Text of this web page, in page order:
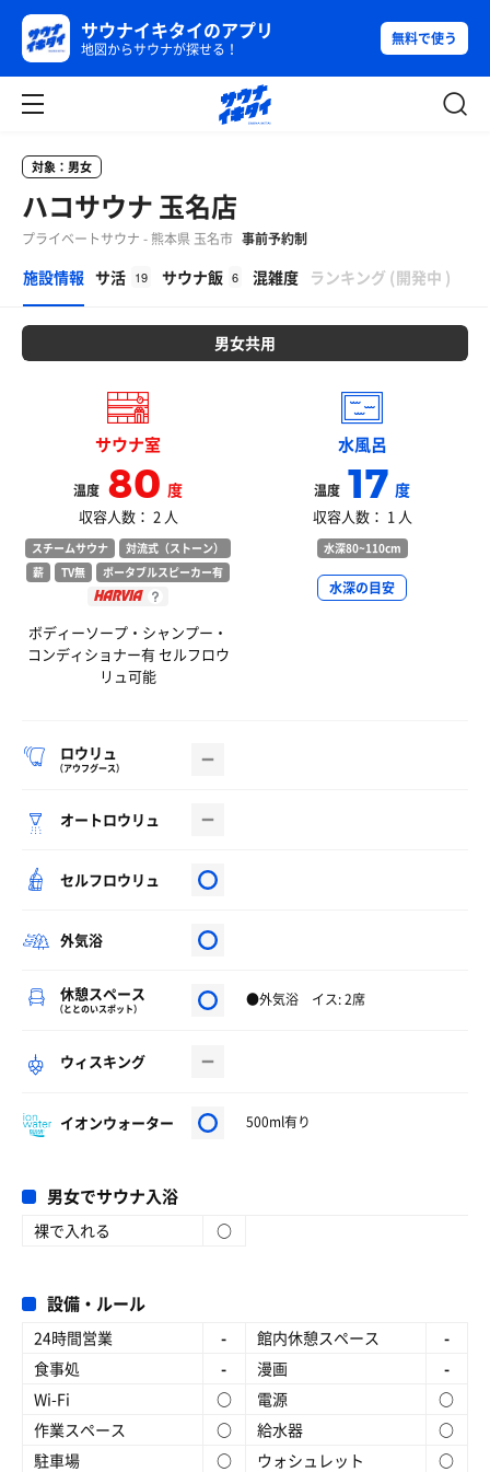
サウナイキタイのアプリ
地図からサウナが探せる！
無料で使う
対象：男女
ハコサウナ 玉名店
プライベートサウナ - 熊本県 玉名市 事前予約制
施設情報 サ活 19 サウナ飯 6 混雑度
β
ランキング (開発中 )
男女共用
サウナ室
温度 80度
収容人数： 2 人
スチームサウナ
対流式（ストーン）
薪
TV無 ポータブルスピーカー有
ボディーソープ・シャンプー・
コンディショナー有 セルフロウ
リュ可能
水風呂
温度 17度
収容人数： 1 人
水深80~110cm
水深の目安
ロウリュ
（アウフグース）
オートロウリュ
セルフロウリュ
外気浴
休憩スペース
（ととのいスポット） ●外気浴 イス: 2席
ウィスキング
イオンウォーター 500ml有り
男女でサウナ入浴
裸で入れる ○
設備・ルール
24時間営業 - 館内休憩スペース
-
食事処
- 漫画
-
Wi-Fi
○ 電源
○
作業スペース
○ 給水器
○
駐車場
○ ウォシュレット
○